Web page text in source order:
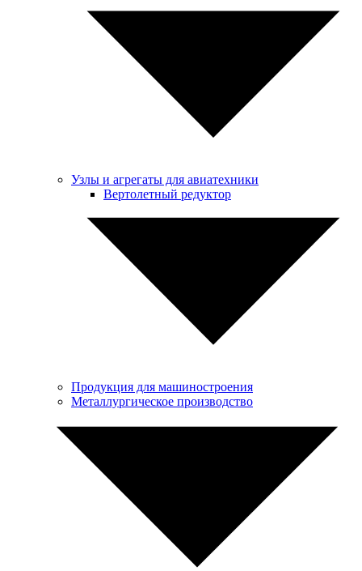
Узлы и агрегаты для авиатехники
Вертолетный редуктор
Продукция для машиностроения
Металлургическое производство